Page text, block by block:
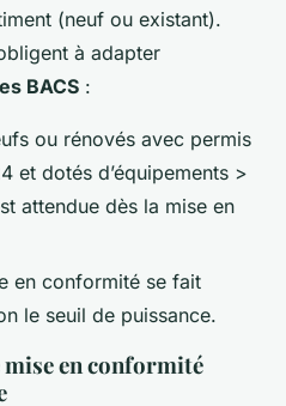
(neuf ou existant).
à adapter
BACS :
ou rénovés avec permis
et dotés d’équipements >
attendue dès la mise en
en conformité se fait
le seuil de puissance.
en conformité